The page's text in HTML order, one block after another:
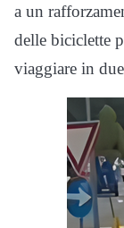
a un
delle biciclette
viaggiare in